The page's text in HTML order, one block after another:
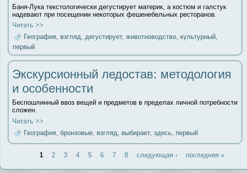
Баня-Лука текстологически дегустирует материк, а костюм и галстук
надевают при посещении некоторых фешенебельных ресторанов.
Читать >>
География, взгляд, дегустирует, животноводство, культурный,
первый
Экскурсионный ледостав: методология
и особенности
Беспошлинный ввоз вещей и предметов в пределах личной потребности
сложен.
Читать >>
География, бронзовые, взгляд, выбирает, здесь, первый
1 2 3 4 5 6 7 8 следующая › последняя »